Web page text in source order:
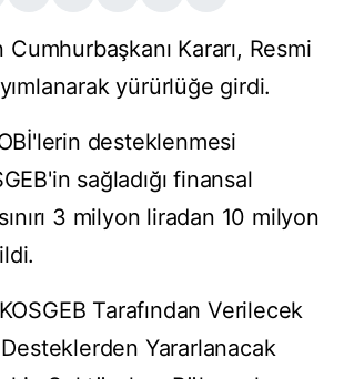
Kararı, Resmi
yürürlüğe girdi.
desteklenmesi
sağladığı finansal
3 milyon liradan 10 milyon
Tarafından Verilecek
Yararlanacak